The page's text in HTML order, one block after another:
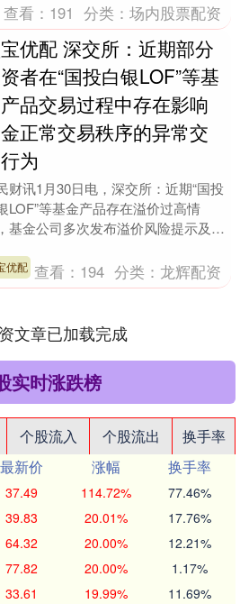
查看： 191 分类：场内股票配资
优配 深交所：近期部分
者在“国投白银LOF”等基
品交易过程中存在影响
正常交易秩序的异常交
为
财讯1月30日电，深交所：近期“国投
LOF”等基金产品存在溢价过高情
基金公司多次发布溢价风险提示及停
部分投资....
优配 查看： 194 分类： 龙辉配资
文章已加载完成
实时涨跌榜
个股流入 个股流出
换手率
最新价 涨幅
换手率
37.49 114.72% 77.46%
39.83 20.01% 17.76%
64.32 20.00% 12.21%
77.82 20.00% 1.17%
33.61 19.99% 11.69%